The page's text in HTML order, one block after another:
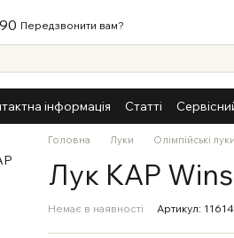
Передзвонити вам?
інформація Статті
Головна Луки Олімпійські луки
Лук KAP
Немає в наявності Артикул: